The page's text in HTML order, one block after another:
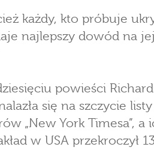
każdy, kto próbuje
najlepszy dowód na
powieści
się na szczycie listy
„New York Timesa”, a
w USA przekroczył